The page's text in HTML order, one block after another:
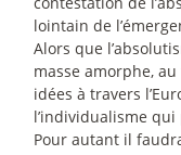
lointain de
Alors que
masse amorphe,
idées à travers
l’individualisme
Pour autant il